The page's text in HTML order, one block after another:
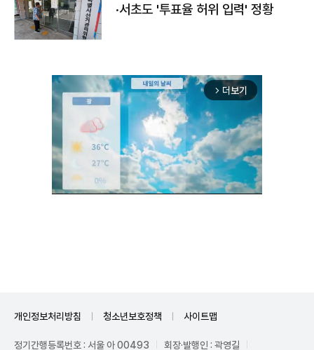
·서초도 '투표율 허위 입력' 정황
arrow_forward_ios 더보기
개인정보처리방침 청소년보호정책 사이트맵
정기간행등록번호 : 서울 아 00493 회장·발행인 : 곽영길